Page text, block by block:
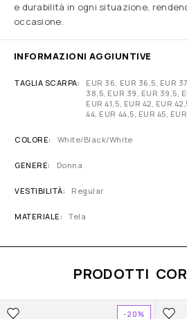
e durabilità in ogni situazione,
occasione.
INFORMAZIONI AGGIUNTIVE
TAGLIA SCARPA
EUR 36, EUR 36,5, EUR
38,5, EUR 39, EUR 39,5,
EUR 41,5, EUR 42, EUR
44, EUR 44,5, EUR 45,
COLORE White/Black/White
GENERE Donna
VESTIBILITÀ Regular
MATERIALE Tela
PRODOTTI
-20%